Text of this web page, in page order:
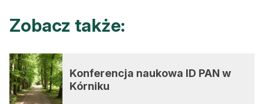
Zobacz także:
Konferencja naukowa ID PAN w
Kórniku